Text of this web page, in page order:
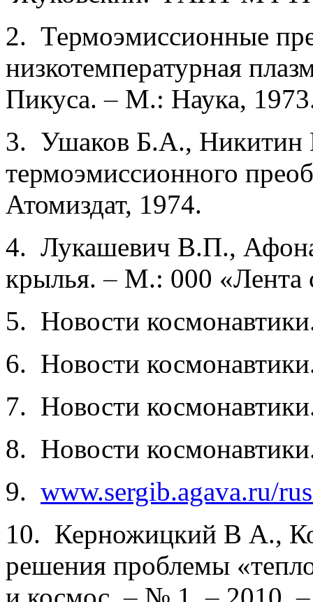
2. Термоэмиссионные
низкотемпературная
Пикуса.– М.: Наука,
3. Ушаков Б.А.,
термоэмиссион­ного
Атомиздат, 1974.
4. Лукашевич В.П.,
крылья.– М.: 000 «Лента
5. Новости
6. Новости
7. Новости
8. Новости
9. www.sergib.agava.ru/
10. Керножицкий В А.,
решения проблемы